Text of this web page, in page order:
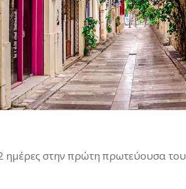
ημέρες στην πρώτη πρωτεύουσα του